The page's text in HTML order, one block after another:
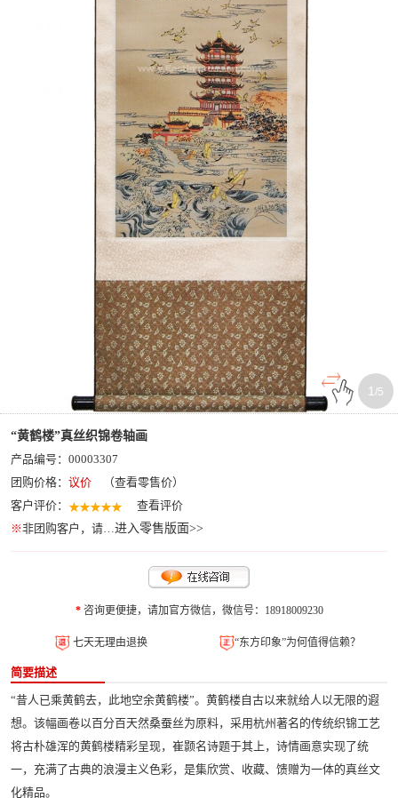
1 /5
“黄鹤楼”真丝织锦卷轴画
产品编号：00003307
团购价格： 议价
（查看零售价）
客户评价：
查看评价
※非团购客户，请…进入零售版面>>
*咨询更便捷，请加官方微信，微信号：18918009230
七天无理由退换 “东方印象”为何值得信赖？
简要描述
“昔人已乘黄鹤去，此地空余黄鹤楼”。黄鹤楼自古以来就给人以无限的遐
想。该幅画卷以百分百天然桑蚕丝为原料，采用杭州著名的传统织锦工艺
将古朴雄浑的黄鹤楼精彩呈现，崔颢名诗题于其上，诗情画意实现了统
一，充满了古典的浪漫主义色彩，是集欣赏、收藏、馈赠为一体的真丝文
化精品。